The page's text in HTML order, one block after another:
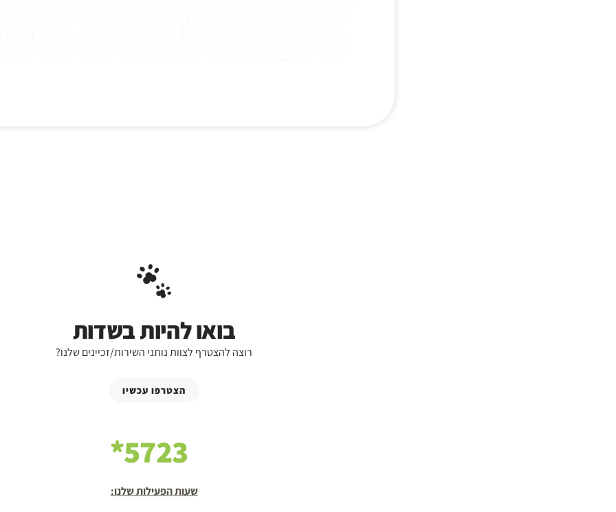
בואו להיות בשדות
רוצה להצטרף לצוות נותני השירות/זכיינים שלנו?
הצטרפו עכשיו
5723*
שעות הפעילות שלנו: